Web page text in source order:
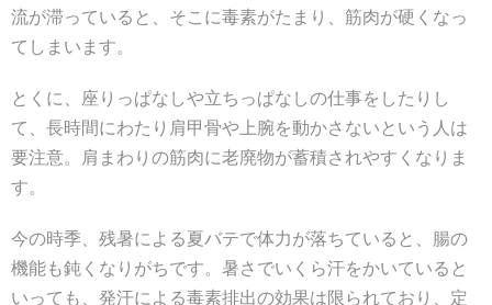
流が滞っていると、そこに毒素がたまり、筋肉が硬くなっ
てしまいます。
とくに、座りっぱなしや立ちっぱなしの仕事をしたりし
て、長時間にわたり肩甲骨や上腕を動かさないという人は
要注意。肩まわりの筋肉に老廃物が蓄積されやすくなりま
す。
今の時季、残暑による夏バテで体力が落ちていると、腸の
機能も鈍くなりがちです。暑さでいくら汗をかいていると
いっても、発汗による毒素排出の効果は限られており、定